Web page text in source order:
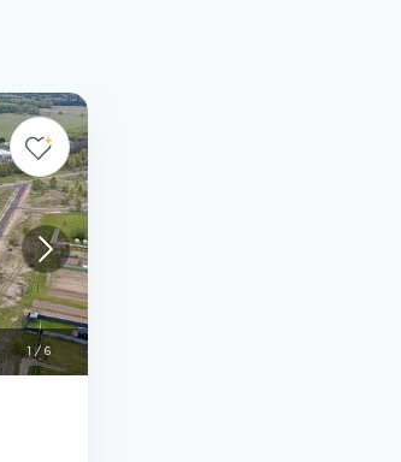
1 / 6